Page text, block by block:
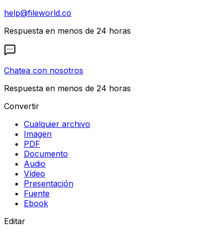
help@fileworld.co
Respuesta en menos de 24 horas
Chatea con nosotros
Respuesta en menos de 24 horas
Convertir
Cualquier archivo
Imagen
PDF
Documento
Audio
Vídeo
Presentación
Fuente
Ebook
Editar